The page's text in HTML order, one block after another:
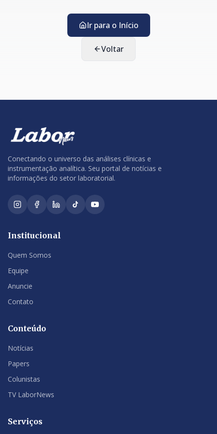
Ir para o Início
Voltar
Conectando o universo das análises clínicas e
instrumentação analítica. Seu portal de notícias e
informações do setor laboratorial.
Institucional
Quem Somos
Equipe
Anuncie
Contato
Conteúdo
Notícias
Papers
Colunistas
TV LaborNews
Serviços